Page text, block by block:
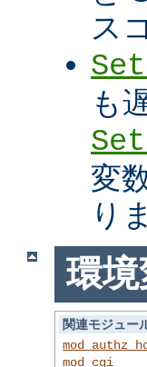
ス
も
変
り
環境
関連モジュー
mod_cgi